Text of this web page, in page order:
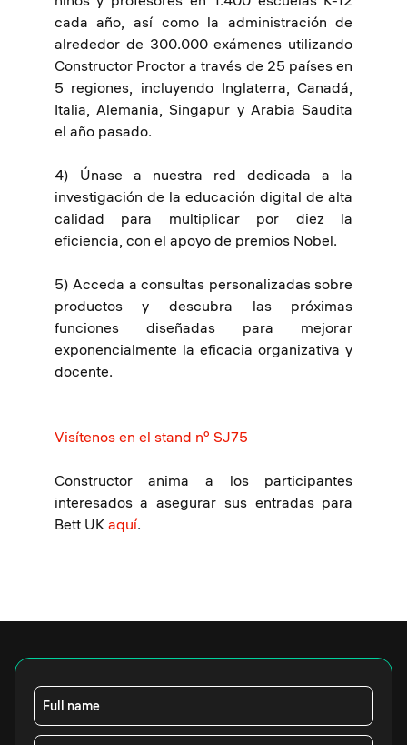
cada año, así como la administración de
alrededor de 300.000 exámenes utilizando
Constructor Proctor a través de 25 países en
5 regiones, incluyendo Inglaterra, Canadá,
Italia, Alemania, Singapur y Arabia Saudita
el año pasado.
4) Únase a nuestra red dedicada a la
investigación de la educación digital de alta
calidad para multiplicar por diez la
eficiencia, con el apoyo de premios Nobel.
5) Acceda a consultas personalizadas sobre
productos y descubra las próximas
funciones diseñadas para mejorar
exponencialmente la eficacia organizativa y
docente.
Visítenos en el stand nº SJ75
Constructor anima a los participantes
interesados a asegurar sus entradas para
Bett UK aquí.
Full name